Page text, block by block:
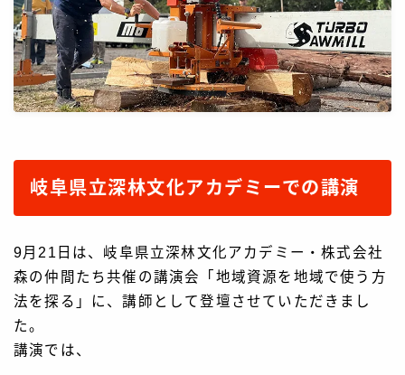
デモンストレーション
ターボソーミルの歴史
ページ一覧
製品一覧
手動スイングブレード製材機
M8-13M
自動スイングブレード製材機
岐阜県立深林文化アカデミーでの講演
9月21日は、岐阜県立深林文化アカデミー・株式会社
森の仲間たち共催の講演会「地域資源を地域で使う方
法を探る」に、講師として登壇させていただきまし
た。
講演では、